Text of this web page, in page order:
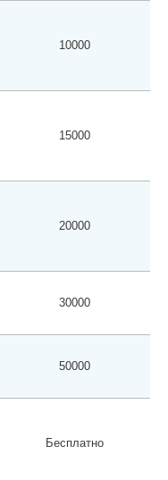
10000
15000
20000
30000
50000
Бесплатно